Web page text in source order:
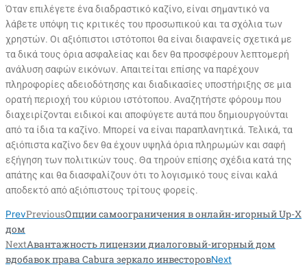
Όταν επιλέγετε ένα διαδραστικό καζίνο, είναι σημαντικό να
λάβετε υπόψη τις κριτικές του προσωπικού και τα σχόλια των
χρηστών. Οι αξιόπιστοι ιστότοποι θα είναι διαφανείς σχετικά με
τα δικά τους όρια ασφαλείας και δεν θα προσφέρουν λεπτομερή
ανάλυση σαφών εικόνων. Απαιτείται επίσης να παρέχουν
πληροφορίες αδειοδότησης και διαδικασίες υποστήριξης σε μια
ορατή περιοχή του κύριου ιστότοπου. Αναζητήστε φόρουμ που
διαχειρίζονται ειδικοί και αποφύγετε αυτά που δημιουργούνται
από τα ίδια τα καζίνο. Μπορεί να είναι παραπλανητικά. Τελικά, τα
αξιόπιστα καζίνο δεν θα έχουν υψηλά όρια πληρωμών και σαφή
εξήγηση των πολιτικών τους. Θα τηρούν επίσης σχέδια κατά της
απάτης και θα διασφαλίζουν ότι το λογισμικό τους είναι καλά
αποδεκτό από αξιόπιστους τρίτους φορείς.
PrevPreviousОпции самоограничения в онлайн-игорный Up-X
дом
NextАвантажность лицензии диалоговый-игорный дом
вдобавок права Cabura зеркало инвесторовNext